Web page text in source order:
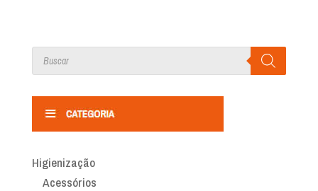
Products
search
Higienização
Acessórios